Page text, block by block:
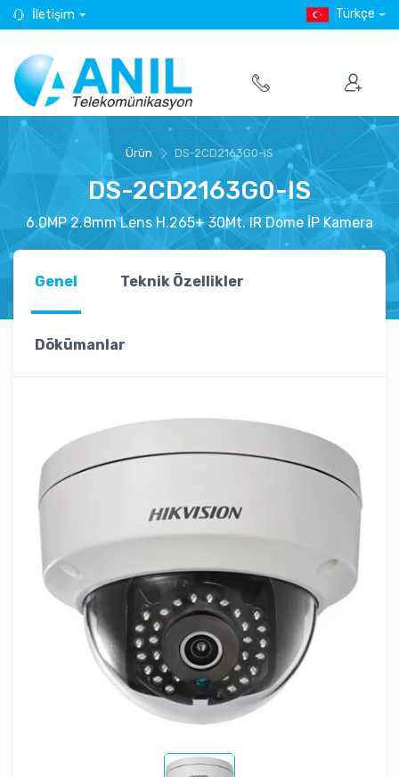
İletişim Türkçe
Ürün DS-2CD2163G0-IS
DS-2CD2163G0-IS
6.0MP 2.8mm Lens H.265+ 30Mt. IR Dome İP Kamera
Genel Teknik Özellikler
Dökümanlar